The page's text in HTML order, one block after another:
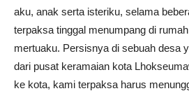
aku, anak serta isteriku, selama
terpaksa tinggal menumpang di
mertuaku. Persisnya di sebuah desa
dari pusat keramaian kota
ke kota, kami terpaksa harus